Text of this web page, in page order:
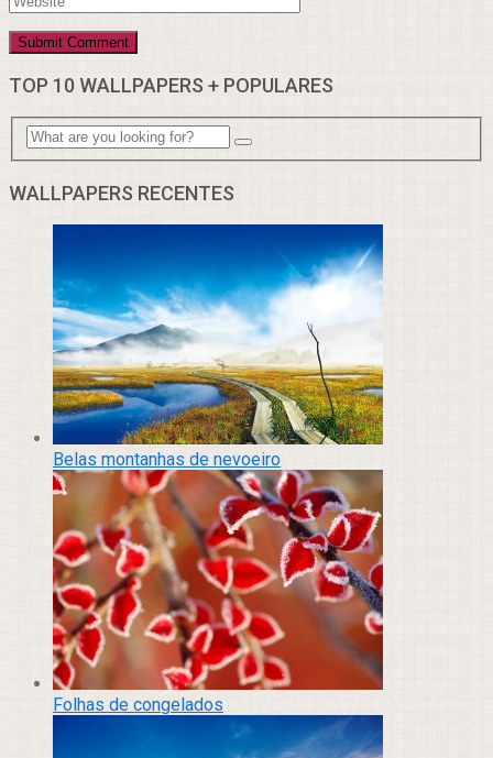
TOP 10 WALLPAPERS + POPULARES
WALLPAPERS RECENTES
Belas montanhas de nevoeiro
Folhas de congelados